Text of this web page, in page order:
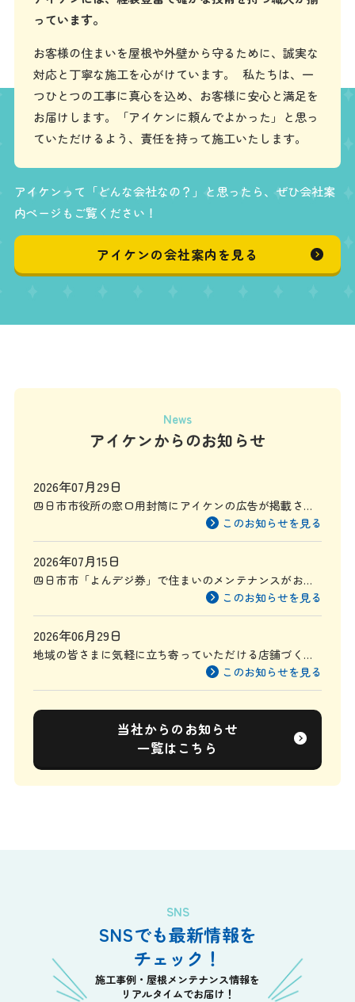
っています。
お客様の住まいを屋根や外壁から守るために、誠実な
対応と丁寧な施工を心がけています。 私たちは、一
つひとつの工事に真心を込め、お客様に安心と満足を
お届けします。「アイケンに頼んでよかった」と思っ
ていただけるよう、責任を持って施工いたします。
アイケンって「どんな会社なの？」と思ったら、ぜひ会社案
内ページもご覧ください！
アイケンの会社案内を見る
News
アイケンからのお知らせ
2026年07月29日
四日市市役所の窓口用封筒にアイケンの広告が掲載され
このお知らせを見る
2026年07月15日
四日市市「よんデジ券」で住まいのメンテナンスがお得
このお知らせを見る
2026年06月29日
地域の皆さまに気軽に立ち寄っていただける店舗づくり
このお知らせを見る
当社からのお知らせ
一覧はこちら
SNS
SNSでも最新情報を
チェック！
施工事例・屋根メンテナンス情報を
リアルタイムでお届け！